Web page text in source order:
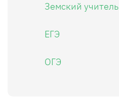
Земский учитель
ЕГЭ
ОГЭ